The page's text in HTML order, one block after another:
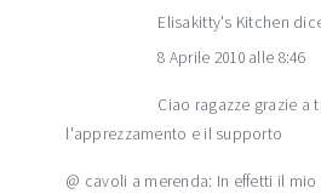
Elisakitty's Kitchen
8 Aprile 2010 alle 8:46
Ciao ragazze grazie a
l'apprezzamento e il supporto
@ cavoli a merenda: In effetti il